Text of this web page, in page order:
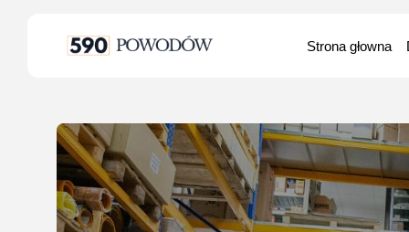
Strona głowna
Search
for: